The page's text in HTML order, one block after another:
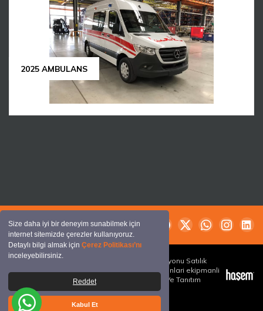
Size daha iyi bir deneyim sunabilmek için
internet sitemizde çerezler kullanıyoruz.
Detaylı bilgi almak içinÇerez Politikası’nı
inceleyebilirsiniz.
Reddet
Kabul Et
2025 AMBULANS
+90 541 622 2112
2014-2026 © Çöp Kamyonum, Satılık Çöp Kamyonu Satılık
Ekipmanlı Araçlar, Satilik kamyonlar,cop kamyonlari ekipmanli
araclar | Tüm Hakları Saklıdır. | Bu Site Reklam Ve Tanıtım
Amaçlıdır.